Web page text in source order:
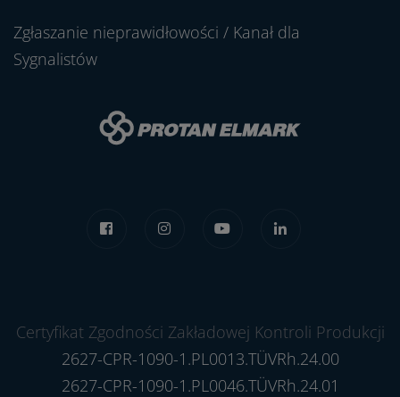
Zgłaszanie nieprawidłowości / Kanał dla
Sygnalistów
Certyfikat Zgodności Zakładowej Kontroli Produkcji
2627-CPR-1090-1.PL0013.TÜVRh.24.00
2627-CPR-1090-1.PL0046.TÜVRh.24.01